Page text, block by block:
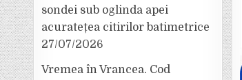
sondei sub oglinda apei
acuratețea citirilor batimetrice
27/07/2026
Vremea în Vrancea. Cod